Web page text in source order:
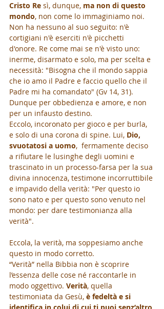
Cristo Re sì, dunque, ma non di questo
mondo, non come lo immaginiamo noi.
Non ha nessuno al suo seguito: n'è
cortigiani n'è eserciti n'è picchetti
d'onore. Re come mai se n'è visto uno:
inerme, disarmato e solo, ma per scelta e
necessità: "Bisogna che il mondo sappia
che io amo il Padre e faccio quello che il
Padre mi ha comandato" (Gv 14, 31).
Dunque per obbedienza e amore, e non
per un infausto destino.
Eccolo, incoronato per gioco e per burla,
e solo di una corona di spine. Lui, Dio,
svuotatosi a uomo,  fermamente deciso
a rifiutare le lusinghe degli uomini e
trascinato in un processo-farsa per la sua
divina innocenza, testimone incorruttibile
e impavido della verità: "Per questo io
sono nato e per questo sono venuto nel
mondo: per dare testimonianza alla
verità".
Eccola, la verità, ma soppesiamo anche
questo in modo corretto.
“Verità” nella Bibbia non è scoprire
l’essenza delle cose né raccontarle in
modo oggettivo. Verità, quella
testimoniata da Gesù, è fedeltà e si